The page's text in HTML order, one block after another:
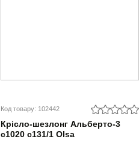
Код товару: 102442
Крісло-шезлонг Альберто-3
с1020 с131/1 Olsa